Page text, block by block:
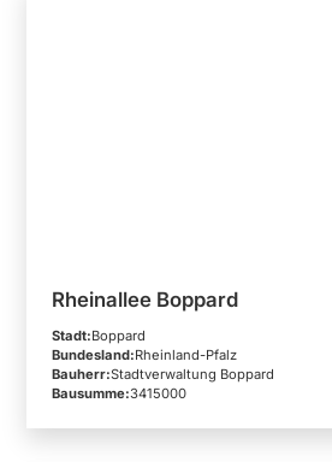
Rheinallee Boppard
Stadt:Boppard
Bundesland:Rheinland-Pfalz
Bauherr:Stadtverwaltung Boppard
Bausumme:3415000